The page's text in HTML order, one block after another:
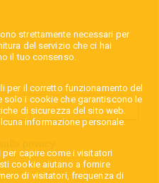
strettamente necessari per
del servizio che ci hai
il tuo consenso.
per il corretto funzionamento del
solo i cookie che garantiscono le
di sicurezza del sito web.
informazione personale.
capire come i visitatori
cookie aiutano a fornire
di visitatori, frequenza di